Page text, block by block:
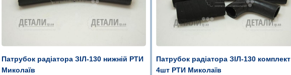
Патрубок радіатора ЗІЛ-130 нижній РТИ
Миколаїв
Патрубок радіатора ЗІЛ-130 комплект
4шт РТИ Миколаїв